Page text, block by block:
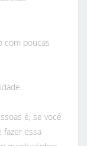
com poucas
é, se você
fazer essa